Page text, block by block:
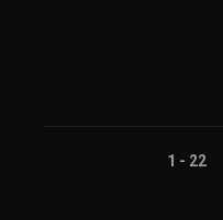
1 - 22